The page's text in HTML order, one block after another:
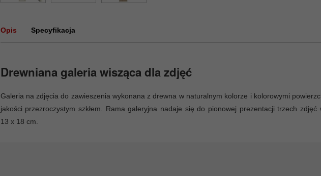
Opis Specyfikacja
Drewniana galeria wisząca dla zdjęć
Galeria na zdjęcia do zawieszenia wykonana z drewna w naturalnym kolorze i kolorowymi
jakości przezroczystym szkłem. Rama galeryjna nadaje się do pionowej prezentacji trzech
13 x 18 cm.